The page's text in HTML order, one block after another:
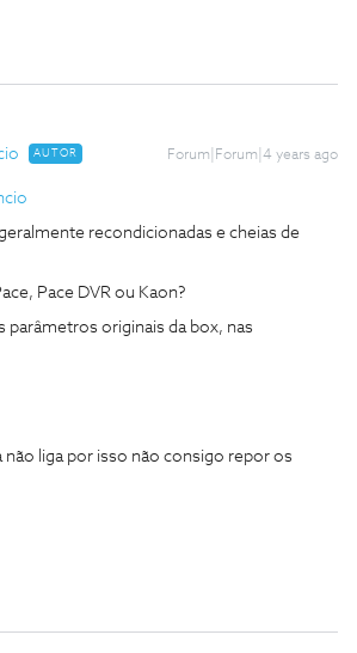
AUTOR Forum|Forum|4 years ago
recondicionadas e cheias de
Pace DVR ou Kaon?
parâmetros originais da box, nas
não liga por isso não consigo repor os